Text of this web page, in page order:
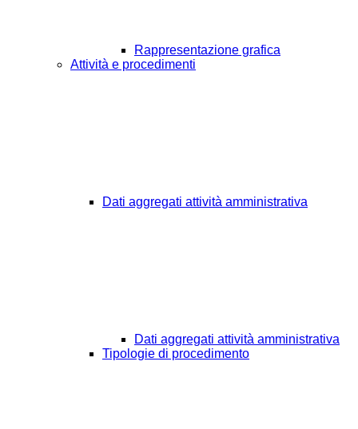
Rappresentazione grafica
Attività e procedimenti
Dati aggregati attività amministrativa
Dati aggregati attività amministrativa
Tipologie di procedimento